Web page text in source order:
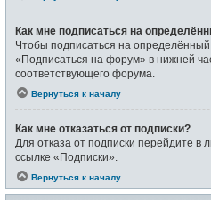
Как мне подписаться на
Чтобы подписаться на
«Подписаться на форум» в нижней
соответствующего форума.
Вернуться к началу
Как мне отказаться от подписки?
Для отказа от подписки перейдите в
ссылке «Подписки».
Вернуться к началу